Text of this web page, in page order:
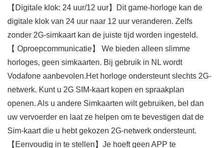
【Digitale klok: 24 uur/12 uur】Dit game-horloge kan de
digitale klok van 24 uur naar 12 uur veranderen. Zelfs
zonder 2G-simkaart kan de juiste tijd worden ingesteld.
【 Oproepcommunicatie】 We bieden alleen slimme
horloges, geen simkaarten. Bij gebruik in NL wordt
Vodafone aanbevolen.Het horloge ondersteunt slechts 2G-
netwerk. Kunt u 2G SIM-kaart kopen en spraakplan
openen. Als u andere Simkaarten wilt gebruiken, bel dan
uw vervoerder en laat ze helpen om te bevestigen dat de
Sim-kaart die u hebt gekozen 2G-netwerk ondersteunt.
【Eenvoudig in te stellen】Je hoeft geen APP te